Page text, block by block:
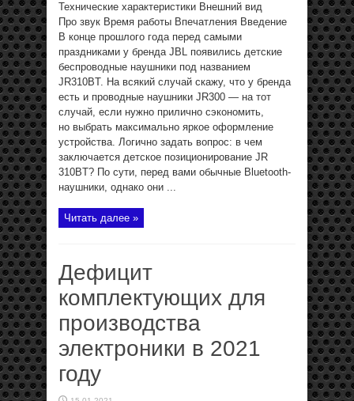
Технические характеристики Внешний вид
Про звук Время работы Впечатления Введение
В конце прошлого года перед самыми
праздниками у бренда JBL появились детские
беспроводные наушники под названием
JR310BT. На всякий случай скажу, что у бренда
есть и проводные наушники JR300 — на тот
случай, если нужно прилично сэкономить,
но выбрать максимально яркое оформление
устройства. Логично задать вопрос: в чем
заключается детское позиционирование JR
310BT? По сути, перед вами обычные Bluetooth-
наушники, однако они ...
Читать далее »
Дефицит
комплектующих для
производства
электроники в 2021
году